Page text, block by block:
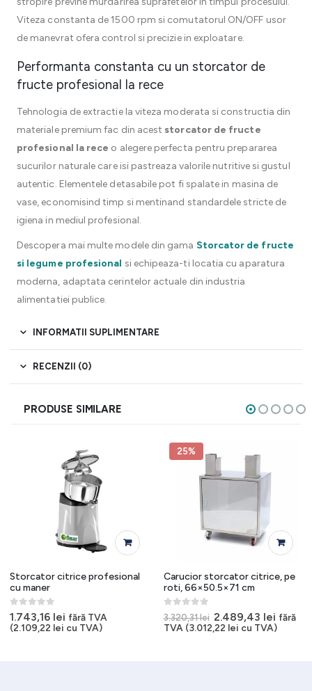
Viteza constanta de 1500 rpm si comutatorul ON/OFF usor
de manevrat ofera control si precizie in exploatare.
Performanta constanta cu un storcator de
fructe profesional la rece
Tehnologia de extractie la viteza moderata si constructia din
materiale premium fac din acest storcator de fructe
profesional la rece o alegere perfecta pentru prepararea
sucurilor naturale care isi pastreaza valorile nutritive si gustul
autentic. Elementele detasabile pot fi spalate in masina de
vase, economisind timp si mentinand standardele stricte de
igiena in mediul profesional.
Descopera mai multe modele din gama Storcator de fructe
si legume profesional si echipeaza-ti locatia cu aparatura
moderna, adaptata cerintelor actuale din industria
alimentatiei publice.
INFORMATII SUPLIMENTARE
RECENZII (0)
PRODUSE SIMILARE
Storcator citrice profesional
cu maner
0 out of 5
1.743,16 lei fără TVA
(2.109,22 lei cu TVA)
25%
Carucior storcator citrice, pe
roti, 66×50.5×71 cm
0 out of 5
3.320,31lei Prețul
inițial
a
2.489,43 lei Prețul
curent
fără
TVA (3.012,22 lei cu TVA)